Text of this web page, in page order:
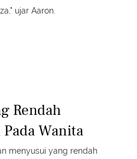
ujar Aaron.
Rendah
Wanita
menyusui yang rendah